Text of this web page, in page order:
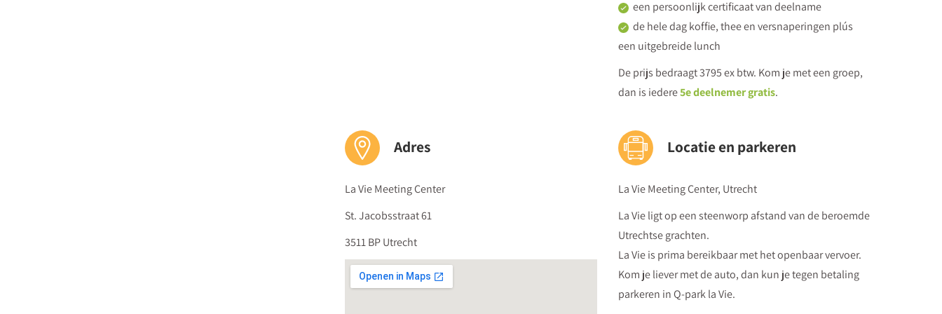
, Mediator en trainer Reset Partner Reset Partner
Hoe stimuleer je verandering of groei bij je leerlingen of collega's?
Emotieleer en emotiemanagement - Differentiëren op de onder- en bovenstroom
Hoe communiceer je zonder oordeel? - Reflecteren, grenzen stellen, feedback geven en vragen stellen
Dag 8
Miranda Vanbrabant, Mediator en trainer Reset Partner Reset Partner
Hoe ga je constructief om met conflicten tussen leerlingen en/of collega's?
Inzicht in persoonlijke voorkeursstrategieën
Hoe zorg je dat je uit het conflict blijft, zonder het probleem te mijden? - Onderhandelen volgens de
Harvard methode
een persoonlijk certificaat van deelname
de hele dag koffie, thee en versnaperingen plús
een uitgebreide lunch
De prijs bedraagt 3795 ex btw. Kom je met een groep,
dan is iedere5e deelnemer gratis.
Adres
La Vie Meeting Center
St. Jacobsstraat 61
3511 BP Utrecht
Locatie en parkeren
La Vie Meeting Center, Utrecht
La Vie ligt op een steenworp afstand van de beroemde
Utrechtse grachten.
La Vie is prima bereikbaar met het openbaar vervoer.
Kom je liever met de auto, dan kun je tegen betaling
parkeren in Q-park la Vie.